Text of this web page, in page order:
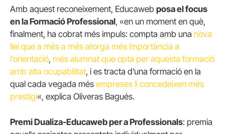
Amb aquest reconeixement, Educaweb posa el focus
en la Formació Professional, «en un moment en què,
finalment, ha cobrat més impuls: compta amb una nova
llei que a més a més atorga més importància a
l’orientació, més alumnat que opta per aquesta formació
amb alta ocupabilitat, i es tracta d’una formació en la
qual cada vegada més empreses li concedeixen més
prestigi«, explica Oliveras Bagués.
Premi Dualiza-Educaweb per a Professionals: premia